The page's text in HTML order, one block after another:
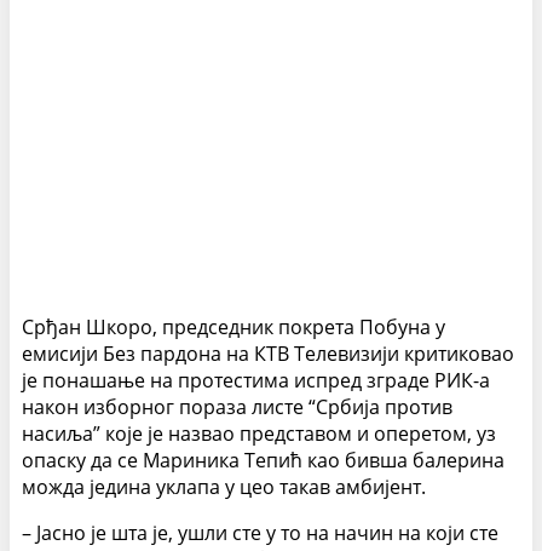
Срђан Шкоро, председник покрета Побуна у
емисији Без пардона на КТВ Телевизији критиковао
је понашање на протестима испред зграде РИК-а
након изборног пораза листе “Србија против
насиља” које је назвао представом и оперетом, уз
опаску да се Мариника Тепић као бивша балерина
можда једина уклапа у цео такав амбијент.
– Јасно је шта је, ушли сте у то на начин на који сте